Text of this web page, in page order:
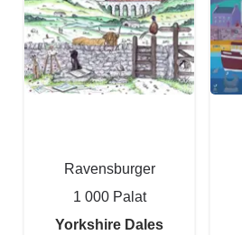
Ravensburger
1 000 Palat
Yorkshire Dales